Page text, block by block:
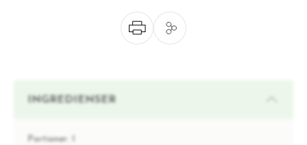
INGREDIENSER
Portioner: